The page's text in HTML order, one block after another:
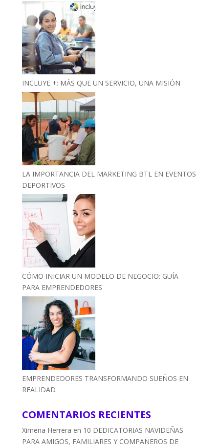
INCLUYE +: MÁS QUE UN SERVICIO, UNA MISIÓN
LA IMPORTANCIA DEL MARKETING BTL EN EVENTOS
DEPORTIVOS
CÓMO INICIAR UN MODELO DE NEGOCIO: GUÍA
PARA EMPRENDEDORES
EMPRENDEDORES TRANSFORMANDO SUEÑOS EN
REALIDAD
COMENTARIOS RECIENTES
Ximena Herrera en 10 DEDICATORIAS NAVIDEÑAS
PARA AMIGOS, FAMILIARES Y COMPAÑEROS DE